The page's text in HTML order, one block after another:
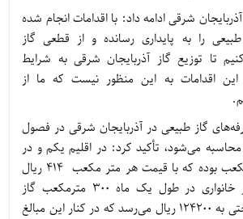
شرقی ادامه داد: با اقدامات انجام شده
طبیعی را به پایداری رسانده و از قطعی گاز
تا توزیع گاز آذربایجان شرقی به شرایط
این اقدامات به این منظور نیست که ما از
گاز طبیعی در آذربایجان شرقی در فصول
می‌شود، تأکید کرد: در اقلیم یکم و در
پله نخست 300 مترمکعب بوده که با قیمت هر متر مکعب 414 ریال
محاسبه می‌شود، اگر خانواری در طول یک ماه 300 مترمکعب گاز
مصرف کند بهاء پرداختی به 124200 ریال می‌رسد که در کنار این مبالغ